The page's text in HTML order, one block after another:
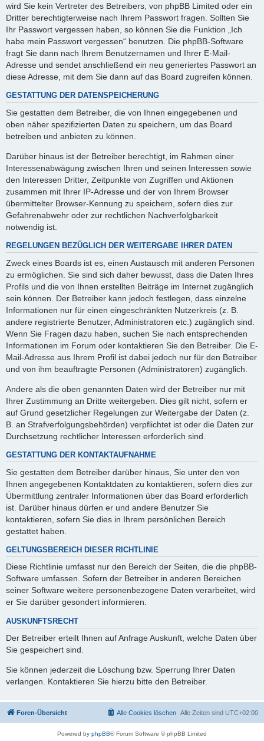
wird Sie kein Vertreter des Betreibers, von phpBB Limited oder ein
Dritter berechtigterweise nach Ihrem Passwort fragen. Sollten Sie
Ihr Passwort vergessen haben, so können Sie die Funktion „Ich
habe mein Passwort vergessen“ benutzen. Die phpBB-Software
fragt Sie dann nach Ihrem Benutzernamen und Ihrer E-Mail-
Adresse und sendet anschließend ein neu generiertes Passwort an
diese Adresse, mit dem Sie dann auf das Board zugreifen können.
GESTATTUNG DER DATENSPEICHERUNG
Sie gestatten dem Betreiber, die von Ihnen eingegebenen und
oben näher spezifizierten Daten zu speichern, um das Board
betreiben und anbieten zu können.
Darüber hinaus ist der Betreiber berechtigt, im Rahmen einer
Interessenabwägung zwischen Ihren und seinen Interessen sowie
den Interessen Dritter, Zeitpunkte von Zugriffen und Aktionen
zusammen mit Ihrer IP-Adresse und der von Ihrem Browser
übermittelter Browser-Kennung zu speichern, sofern dies zur
Gefahrenabwehr oder zur rechtlichen Nachverfolgbarkeit
notwendig ist.
REGELUNGEN BEZÜGLICH DER WEITERGABE IHRER DATEN
Zweck eines Boards ist es, einen Austausch mit anderen Personen
zu ermöglichen. Sie sind sich daher bewusst, dass die Daten Ihres
Profils und die von Ihnen erstellten Beiträge im Internet zugänglich
sein können. Der Betreiber kann jedoch festlegen, dass einzelne
Informationen nur für einen eingeschränkten Nutzerkreis (z. B.
andere registrierte Benutzer, Administratoren etc.) zugänglich sind.
Wenn Sie Fragen dazu haben, suchen Sie nach entsprechenden
Informationen im Forum oder kontaktieren Sie den Betreiber. Die E-
Mail-Adresse aus Ihrem Profil ist dabei jedoch nur für den Betreiber
und von ihm beauftragte Personen (Administratoren) zugänglich.
Andere als die oben genannten Daten wird der Betreiber nur mit
Ihrer Zustimmung an Dritte weitergeben. Dies gilt nicht, sofern er
auf Grund gesetzlicher Regelungen zur Weitergabe der Daten (z.
B. an Strafverfolgungsbehörden) verpflichtet ist oder die Daten zur
Durchsetzung rechtlicher Interessen erforderlich sind.
GESTATTUNG DER KONTAKTAUFNAHME
Sie gestatten dem Betreiber darüber hinaus, Sie unter den von
Ihnen angegebenen Kontaktdaten zu kontaktieren, sofern dies zur
Übermittlung zentraler Informationen über das Board erforderlich
ist. Darüber hinaus dürfen er und andere Benutzer Sie
kontaktieren, sofern Sie dies in Ihrem persönlichen Bereich
gestattet haben.
GELTUNGSBEREICH DIESER RICHTLINIE
Diese Richtlinie umfasst nur den Bereich der Seiten, die die phpBB-
Software umfassen. Sofern der Betreiber in anderen Bereichen
seiner Software weitere personenbezogene Daten verarbeitet, wird
er Sie darüber gesondert informieren.
AUSKUNFTSRECHT
Der Betreiber erteilt Ihnen auf Anfrage Auskunft, welche Daten über
Sie gespeichert sind.
Sie können jederzeit die Löschung bzw. Sperrung Ihrer Daten
verlangen. Kontaktieren Sie hierzu bitte den Betreiber.
Foren-Übersicht Alle Zeiten sind UTC+02:00
Alle Cookies löschen
Powered by phpBB® Forum Software © phpBB Limited